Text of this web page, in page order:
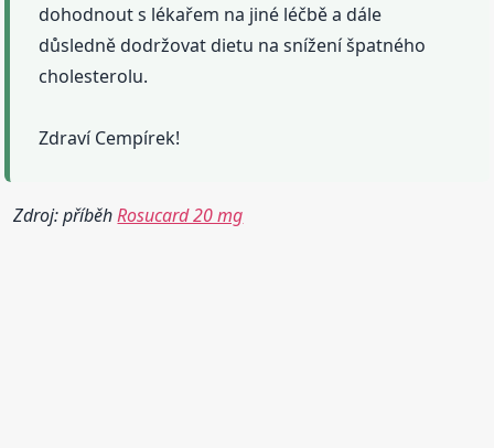
dohodnout s lékařem na jiné léčbě a dále
důsledně dodržovat dietu na snížení špatného
cholesterolu.
Zdraví Cempírek!
Zdroj: příběhRosucard 20 mg